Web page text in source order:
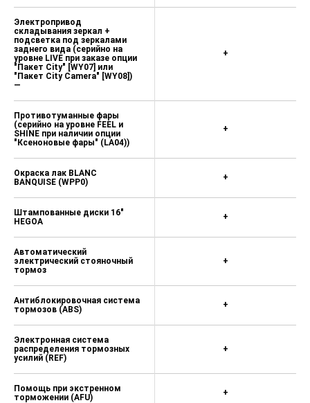
Электропривод
складывания зеркал +
подсветка под зеркалами
заднего вида (серийно на
уровне LIVE при заказе опции
"Пакет City" [WY07] или
"Пакет City Camera" [WY08])
—
Противотуманные фары
(серийно на уровне FEEL и
SHINE при наличии опции
"Ксеноновые фары" (LA04))
Окраска лак BLANC
BANQUISE (WPP0)
Штампованные диски 16"
HEGOA
Автоматический
электрический стояночный
тормоз
Антиблокировочная система
тормозов (АBS)
Электронная система
распределения тормозных
усилий (REF)
Помощь при экстренном
торможении (AFU)
+
+
+
+
+
+
+
+